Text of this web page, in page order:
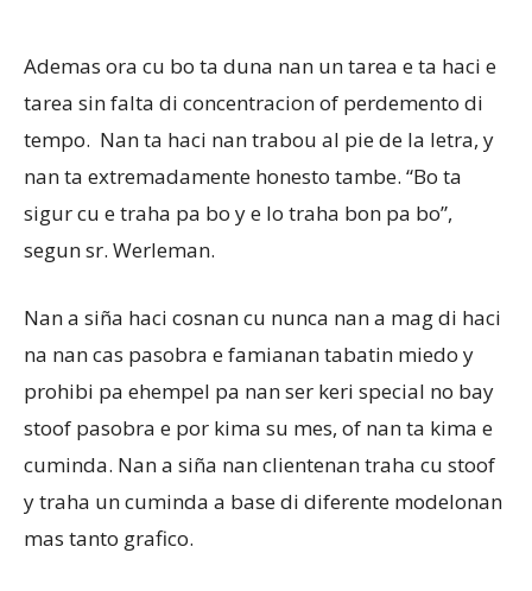
Ademas ora cu bo ta duna nan un tarea e ta haci e
tarea sin falta di concentracion of perdemento di
tempo. Nan ta haci nan trabou al pie de la letra, y
nan ta extremadamente honesto tambe. “Bo ta
sigur cu e traha pa bo y e lo traha bon pa bo”,
segun sr. Werleman.
Nan a siña haci cosnan cu nunca nan a mag di haci
na nan cas pasobra e famianan tabatin miedo y
prohibi pa ehempel pa nan ser keri special no bay
stoof pasobra e por kima su mes, of nan ta kima e
cuminda. Nan a siña nan clientenan traha cu stoof
y traha un cuminda a base di diferente modelonan
mas tanto grafico.